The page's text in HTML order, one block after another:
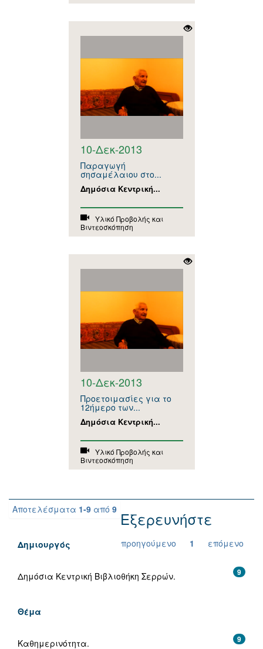
10-Δεκ-2013
Παραγωγή
σησαμέλαιου στο...
Δημόσια Κεντρική...
Υλικό Προβολής και
Βιντεοσκόπηση
10-Δεκ-2013
Προετοιμασίες για το
12ήμερο των...
Δημόσια Κεντρική...
Υλικό Προβολής και
Βιντεοσκόπηση
Αποτελέσματα 1-9 από 9
προηγούμενο 1 επόμενο
Εξερευνήστε
Δημιουργός
9
Δημόσια Κεντρική Βιβλιοθήκη Σερρών.
Θέμα
9
Καθημερινότητα.